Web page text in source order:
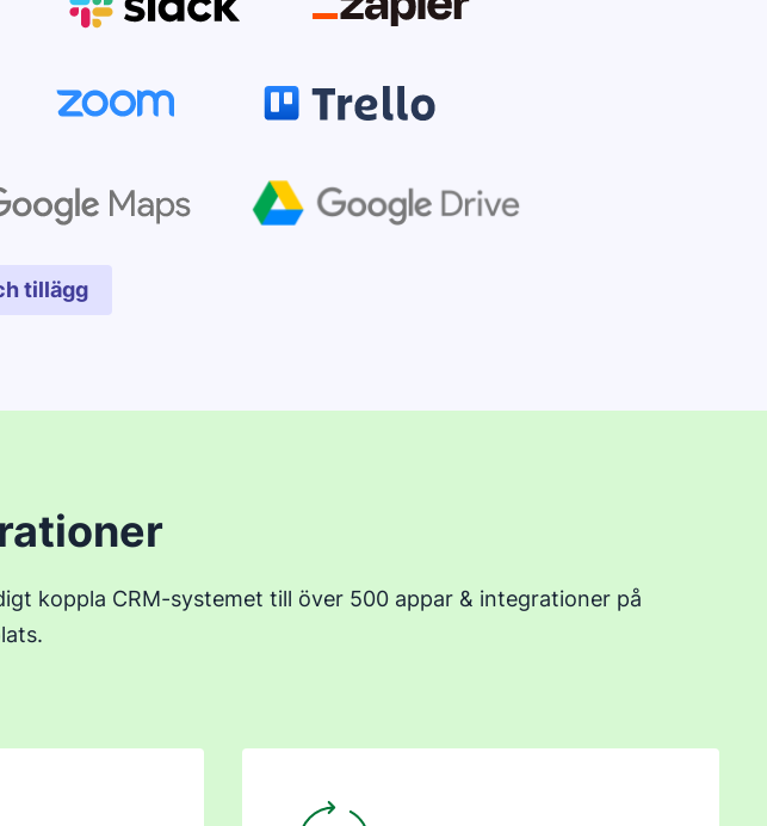
tillägg
i ett nytt fönster
koppla CRM-systemet till över 500 appar & integrationer på
Öppnas i ett nytt fönster